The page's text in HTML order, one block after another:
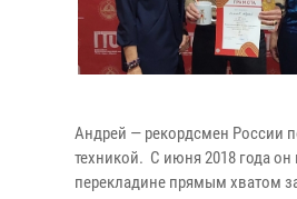
Андрей — рекордсмен России
техникой. С июня 2018 года
перекладине прямым хватом